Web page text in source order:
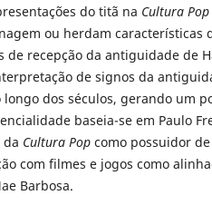
do titã na Cultura Pop
ou herdam características
de recepção da antiguidade de
de signos da
dos séculos, gerando um
baseia-se em Paulo
Cultura Pop como possuidor
com filmes e jogos como
Barbosa.